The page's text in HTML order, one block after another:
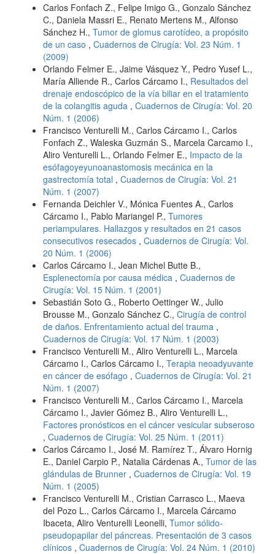
Carlos Fonfach Z., Felipe Imigo G., Gonzalo Sánchez
C., Daniela Massri E., Renato Mertens M., Alfonso
Sánchez H., Tumor de glomus carotídeo, a propósito
de un caso , Cuadernos de Cirugía: Vol. 23 Núm. 1
(2009)
Orlando Felmer E., Jaime Vásquez Y., Pedro Yusef L.,
María Alliende R., Carlos Cárcamo I., Resultados del
drenaje endoscópico de la vía biliar en el tratamiento
de la colangitis aguda , Cuadernos de Cirugía: Vol. 20
Núm. 1 (2006)
Francisco Venturelli M., Carlos Cárcamo I., Carlos
Fonfach Z., Waleska Guzmán S., Marcela Carcamo I.,
Aliro Venturelli L., Orlando Felmer E., Impacto de la
esófagoyeyunoanastomosis mecánica en la
gastrectomía total , Cuadernos de Cirugía: Vol. 21
Núm. 1 (2007)
Fernanda Deichler V., Mónica Fuentes A., Carlos
Cárcamo I., Pablo Mariangel P., Tumores
periampulares. Hallazgos y resultados en 21 casos
consecutivos resecados , Cuadernos de Cirugía: Vol.
20 Núm. 1 (2006)
Carlos Cárcamo I., Jean Michel Butte B.,
Esplenectomía por causa médica , Cuadernos de
Cirugía: Vol. 15 Núm. 1 (2001)
Sebastián Soto G., Roberto Oettinger W., Julio
Brousse M., Gonzalo Sánchez C., Cirugía de control
de daños. Enfrentamiento actual del trauma ,
Cuadernos de Cirugía: Vol. 17 Núm. 1 (2003)
Francisco Venturelli M., Aliro Venturelli L., Marcela
Cárcamo I., Carlos Cárcamo I., Terapia neoadyuvante
en cáncer de esófago , Cuadernos de Cirugía: Vol. 21
Núm. 1 (2007)
Francisco Venturelli M., Carlos Cárcamo I., Marcela
Cárcamo I., Javier Gómez B., Aliro Venturelli L.,
Factores pronósticos en el cáncer vesicular subseroso
, Cuadernos de Cirugía: Vol. 25 Núm. 1 (2011)
Carlos Cárcamo I., José M. Ramírez T., Álvaro Hornig
E., Daniel Carpio P., Natalia Cárdenas A., Tumor de las
glándulas de Brunner , Cuadernos de Cirugía: Vol. 19
Núm. 1 (2005)
Francisco Venturelli M., Cristian Carrasco L., Maeva
del Pozo L., Carlos Cárcamo I., Marcela Cárcamo
Ibaceta, Aliro Venturelli Leonelli, Tumor sólido-
pseudopapilar del páncreas. Presentación de 3 casos
clínicos , Cuadernos de Cirugía: Vol. 24 Núm. 1 (2010)